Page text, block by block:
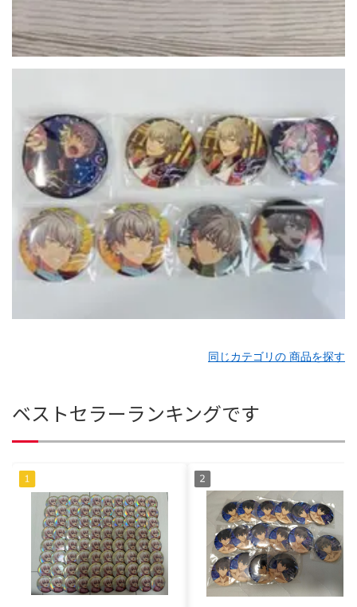
同じカテゴリの 商品を探す
ベストセラーランキングです